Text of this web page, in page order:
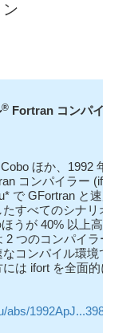
® Fortran コンパイラー
ほか、1992 年) を
コンパイラー (ifort) を
で GFortran と速度を比
すべてのシナリオで
うが 40% 以上高速でし
つのコンパイラーで全
コンパイル環境で作業
は ifort を全面的に推奨
abs/1992ApJ...398..375R